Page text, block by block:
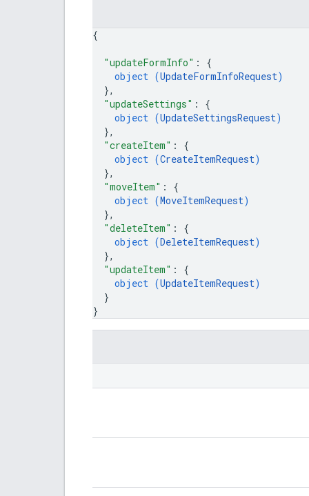
{
"updateFormInfo" : {
object (UpdateFormInfoRequest)
},
"updateSettings" : {
object (UpdateSettingsRequest)
},
"createItem" : {
object (CreateItemRequest)
},
"moveItem" : {
object (MoveItemRequest)
},
"deleteItem" : {
object (DeleteItemRequest)
},
"updateItem" : {
object (UpdateItemRequest)
}
}